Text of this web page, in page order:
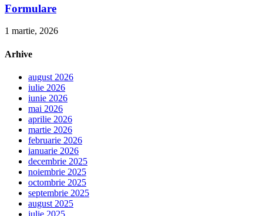
Formulare
1 martie, 2026
Arhive
august 2026
iulie 2026
iunie 2026
mai 2026
aprilie 2026
martie 2026
februarie 2026
ianuarie 2026
decembrie 2025
noiembrie 2025
octombrie 2025
septembrie 2025
august 2025
iulie 2025